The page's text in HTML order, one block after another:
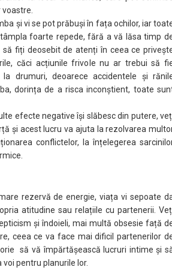
și vi se pot prăbuși în fața ochilor, iar
foarte repede, fără a vă lăsa timp
să fiți deosebit de atenți în ceea ce
căci acțiunile frivole nu ar trebui să
la drumuri, deoarece accidentele și
dorința de a risca inconștient, toate
efecte negative își slăbesc din putere,
și acest lucru va ajuta la rezolvarea
conflictelor, la înțelegerea
rezervă de energie, viața vi sepoate
atitudine sau relațiile cu partenerii.
și îndoieli, mai multă obsesie față
ceea ce va face mai dificil partenerilor
să vă împărtășească lucruri intime și
voi pentru planurile lor.